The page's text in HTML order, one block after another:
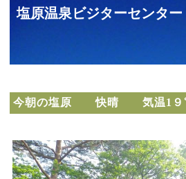
塩原温泉ビジターセンター
今朝の塩原 快晴 気温1